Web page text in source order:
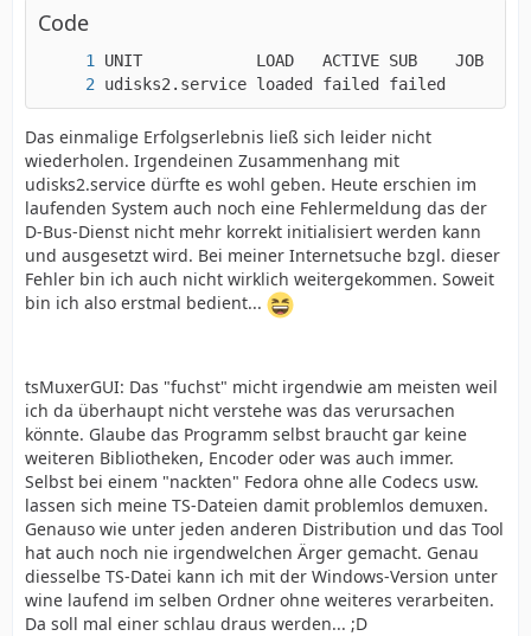
Code
udisks2.service loaded failed failed
Das einmalige Erfolgserlebnis ließ sich leider nicht
wiederholen. Irgendeinen Zusammenhang mit
udisks2.service dürfte es wohl geben. Heute erschien im
laufenden System auch noch eine Fehlermeldung das der
D-Bus-Dienst nicht mehr korrekt initialisiert werden kann
und ausgesetzt wird. Bei meiner Internetsuche bzgl. dieser
Fehler bin ich auch nicht wirklich weitergekommen. Soweit
bin ich also erstmal bedient...
tsMuxerGUI: Das "fuchst" micht irgendwie am meisten weil
ich da überhaupt nicht verstehe was das verursachen
könnte. Glaube das Programm selbst braucht gar keine
weiteren Bibliotheken, Encoder oder was auch immer.
Selbst bei einem "nackten" Fedora ohne alle Codecs usw.
lassen sich meine TS-Dateien damit problemlos demuxen.
Genauso wie unter jeden anderen Distribution und das Tool
hat auch noch nie irgendwelchen Ärger gemacht. Genau
diesselbe TS-Datei kann ich mit der Windows-Version unter
wine laufend im selben Ordner ohne weiteres verarbeiten.
Da soll mal einer schlau draus werden... ;D